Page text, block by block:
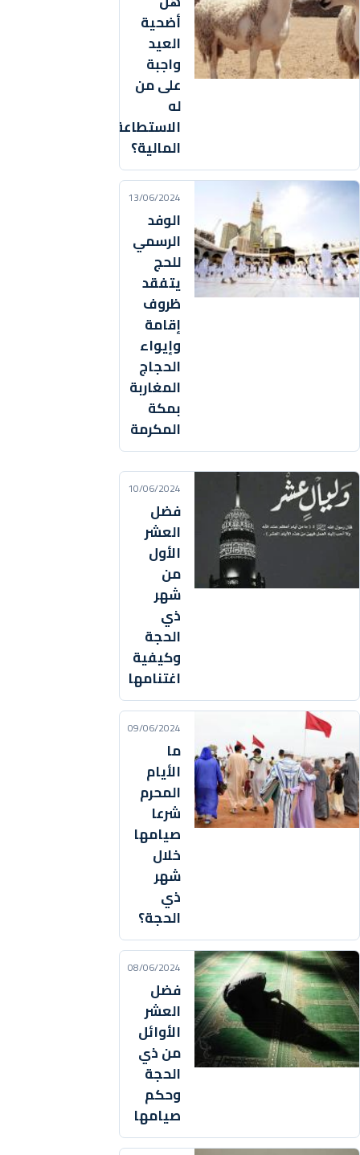
أضحية
العيد
واجبة
على من
له
الاستطاعة
المالية؟
13/06/2024
الوفد
الرسمي
للحج
يتفقد
ظروف
إقامة
وإيواء
الحجاج
المغاربة
بمكة
المكرمة
10/06/2024
فضل
العشر
الأول
من
شهر
ذي
الحجة
وكيفية
اغتنامها
09/06/2024
ما
الأيام
المحرم
شرعا
صيامها
خلال
شهر
ذي
الحجة؟
08/06/2024
فضل
العشر
الأوائل
من ذي
الحجة
وحكم
صيامها